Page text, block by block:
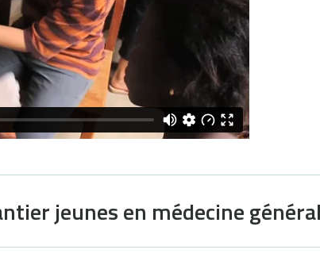
jeunes en médecine